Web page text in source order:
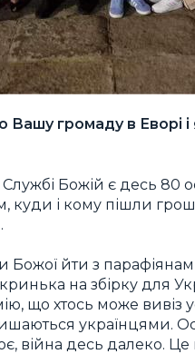
громаду в Еворі
Божій є десь 80
куди і кому пішли
Божої йти з
на збірку для
що хтось може
українцями.
війна десь далеко. Це